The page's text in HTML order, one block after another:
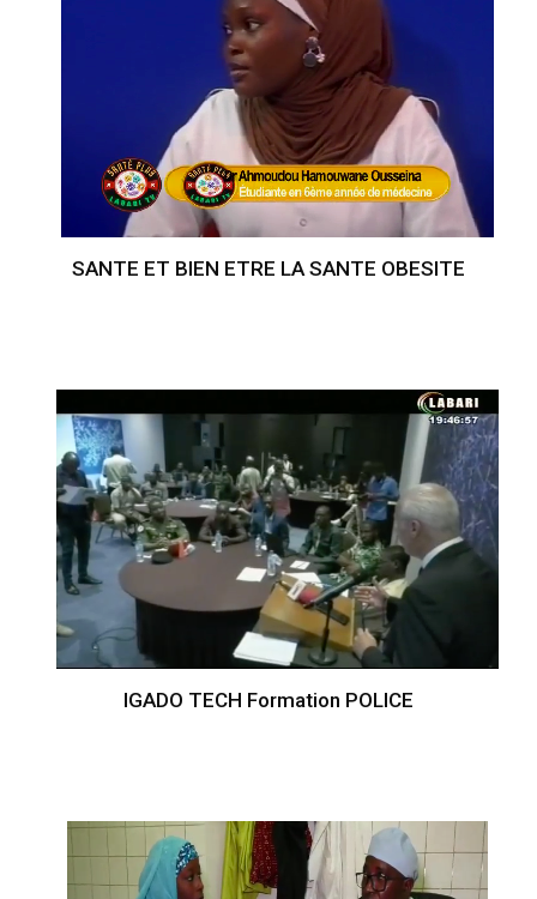
SANTE ET BIEN ETRE LA SANTE OBESITE
IGADO TECH Formation POLICE